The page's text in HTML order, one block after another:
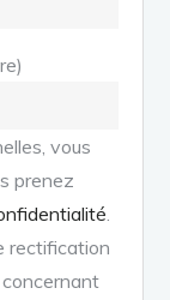
vous
prenez
rectification